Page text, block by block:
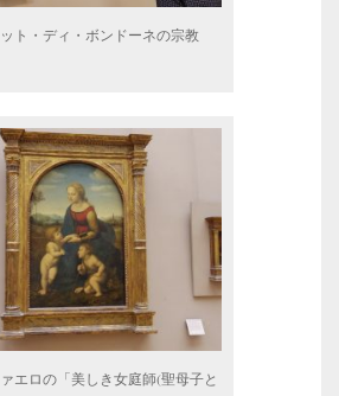
ト・ディ・ボンドーネの宗教
エロの「美しき女庭師(聖母子と